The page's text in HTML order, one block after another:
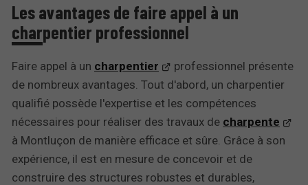
Les avantages de faire appel à un
charpentier professionnel
Faire appel à un charpentier
professionnel présente
de nombreux avantages. Tout d'abord, un charpentier
qualifié possède l'expertise et les compétences
nécessaires pour réaliser des travaux de charpente
à Montluçon de manière efficace et sûre. Grâce à son
expérience, il est en mesure de concevoir et de
construire des structures robustes et durables,